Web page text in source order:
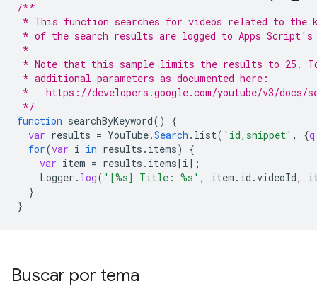
/**
* This function searches for videos related to the
* of the search results are logged to Apps
*
* Note that this sample limits the results to 25.
* additional parameters as documented here:
*   https://developers.google.com/youtube/v3/docs/
*/
function searchByKeyword()
{
var results = YouTube.Search . list( 'id,snippet' , {q
for(var i in results . items)
{
var item = results . items[i] ;
Logger . log( '[%s] Title: %s' , item . id .videoId,
}
}
Buscar por tema